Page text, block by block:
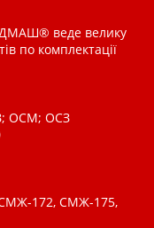
веде велику
по комплектації
ОСМ; ОСЗ
СМЖ-172, СМЖ-175,